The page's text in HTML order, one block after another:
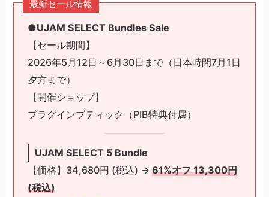
最新セール情報
●UJAM SELECT Bundles Sale
【セール期間】
2026年5月12日～6月30日まで（日本時間7月1日
夕方まで）
【開催ショップ】
プラグインブティック（PIB特典付属）
UJAM SELECT 5 Bundle
【価格】34,680円 (税込) → 61%オフ 13,300円
(税込)